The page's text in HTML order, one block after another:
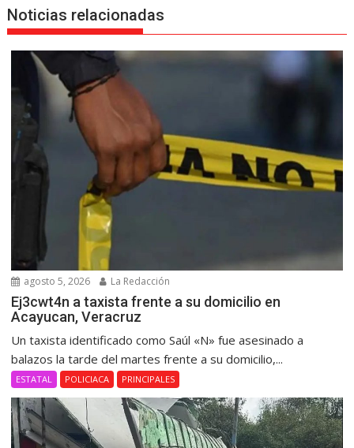
Noticias relacionadas
agosto 5, 2026 La Redacción
Ej3cwt4n a taxista frente a su domicilio en
Acayucan, Veracruz
Un taxista identificado como Saúl «N» fue asesinado a
balazos la tarde del martes frente a su domicilio,...
ESTATAL POLICIACA PRINCIPALES